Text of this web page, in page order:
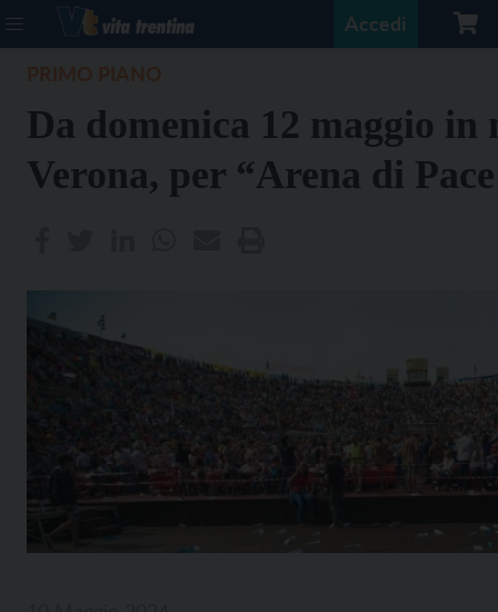
Accedi
Da domenica 12 maggio in
Verona, per “Arena di